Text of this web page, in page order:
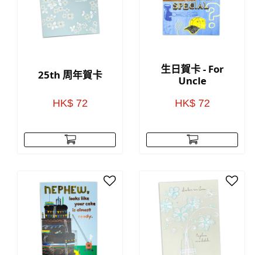
25th 周年賀卡
HK$ 72
生日賀卡 - For
Uncle
HK$ 72